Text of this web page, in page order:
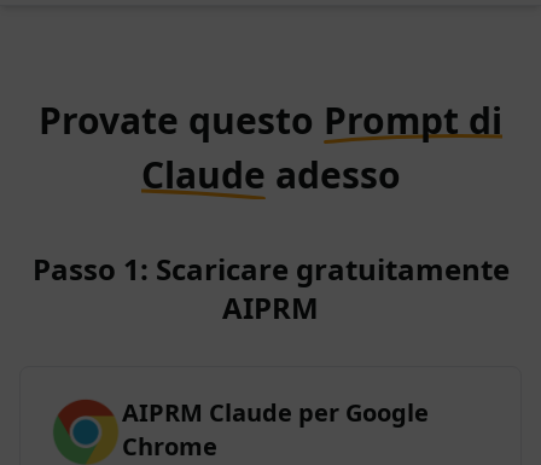
Provate questo Prompt di
Claude adesso
Passo 1: Scaricare gratuitamente
AIPRM
AIPRM Claude per Google
Chrome